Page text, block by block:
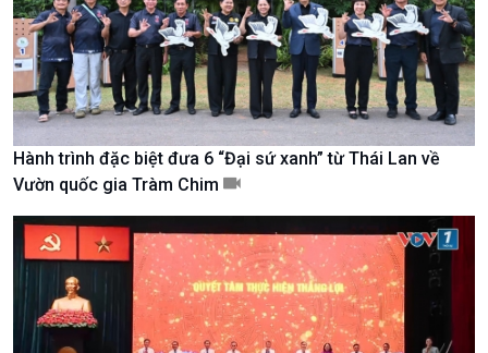
Xã hội
Tin Đời sống & Xã hội
360 độ Sức khỏe
Chuyển đổi Xanh
Tài nguyên và Môi trường
Chuyên gia của bạn
Xã hội chuyển động
Bước chân đến trường
Khoa học & Công nghệ
Tin Khoa học & Công nghệ
Kết nối công nghệ
Sống chung với biến đổi
Hành trình đặc biệt đưa 6 “Đại sứ xanh” từ Thái Lan về
Vườn quốc gia Tràm Chim